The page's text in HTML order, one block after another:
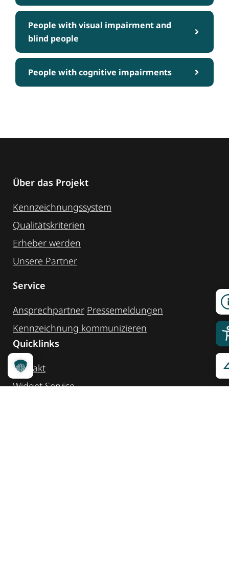
People with visual impairment and
blind people
People with cognitive impairments
Über das Projekt
Kennzeichnungssystem
Qualitätskriterien
Erheber werden
Unsere Partner
Service
Ansprechpartner Pressemeldungen
Kennzeichnung ­kommunizieren
Quicklinks
Kontakt
Widget Service